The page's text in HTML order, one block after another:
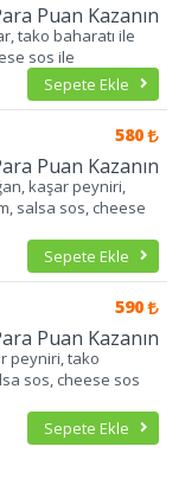
Puan Kazanın
tako baharatı ile
sos ile
Sepete Ekle
580
Puan Kazanın
kaşar peyniri,
salsa sos, cheese
Sepete Ekle
590
Puan Kazanın
peyniri, tako
sos, cheese sos
Sepete Ekle